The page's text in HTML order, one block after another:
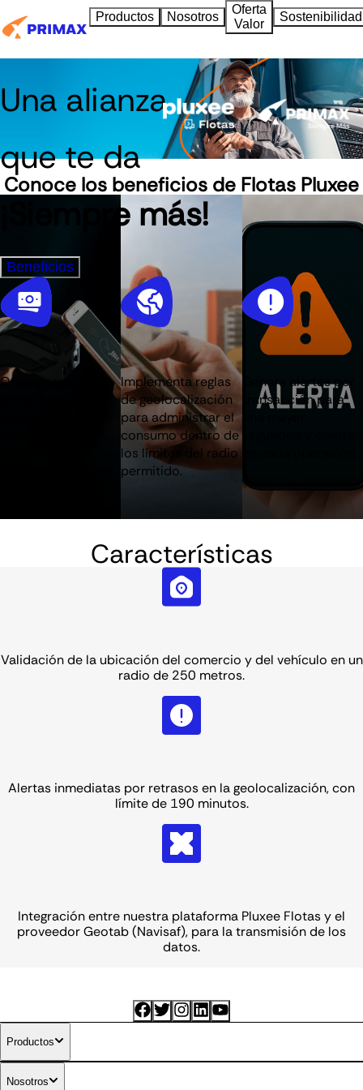
Productos Nosotros
Oferta
Valor
Sostenibilidad
Una alianza
que te da
¡Siempre más!
Beneficios
Conoce los beneficios de Flotas Pluxee
Ofrece seguridad
Implementa reglas
de geolocalización
para administrar el
consumo dentro de
los límites del radio
permitido.
Genera alertas por
transacción para
seguridad y control
en cada operación.
Características
Validación de la ubicación del comercio y del vehículo en un
radio de 250 metros.
Alertas inmediatas por retrasos en la geolocalización, con
límite de 190 minutos.
Integración entre nuestra plataforma Pluxee Flotas y el
proveedor Geotab (Navisaf), para la transmisión de los
datos.
Productos
Nosotros